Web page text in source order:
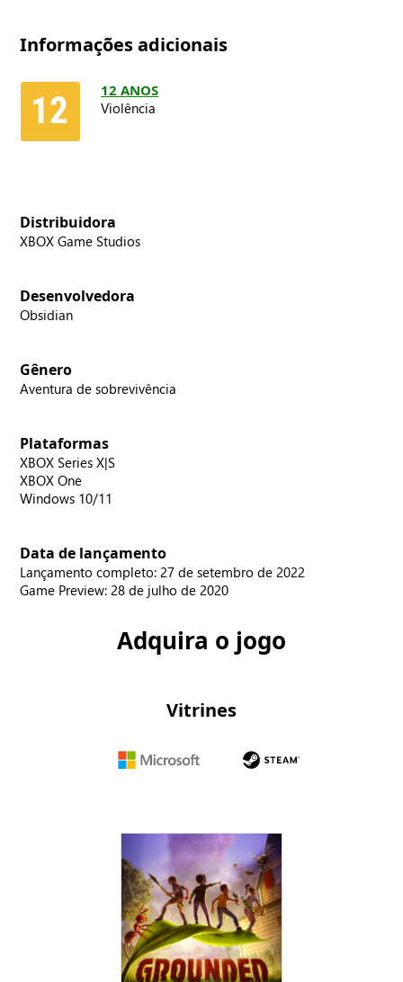
Informações adicionais
12 ANOS
Violência
Distribuidora
XBOX Game Studios
Desenvolvedora
Obsidian
Gênero
Aventura de sobrevivência
Plataformas
XBOX Series X|S
XBOX One
Windows 10/11
Data de lançamento
Lançamento completo: 27 de setembro de 2022
Game Preview: 28 de julho de 2020
Adquira o jogo
Vitrines